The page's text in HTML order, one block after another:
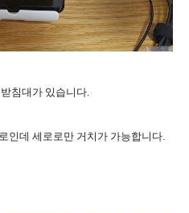
침대가 있습니다.
인데 세로로만 거치가 가능합니다.